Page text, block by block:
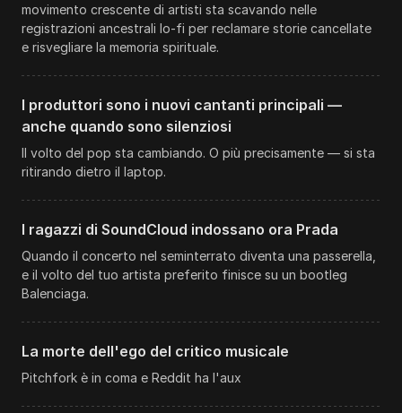
movimento crescente di artisti sta scavando nelle
registrazioni ancestrali lo-fi per reclamare storie cancellate
e risvegliare la memoria spirituale.
I produttori sono i nuovi cantanti principali —
anche quando sono silenziosi
Il volto del pop sta cambiando. O più precisamente — si sta
ritirando dietro il laptop.
I ragazzi di SoundCloud indossano ora Prada
Quando il concerto nel seminterrato diventa una passerella,
e il volto del tuo artista preferito finisce su un bootleg
Balenciaga.
La morte dell'ego del critico musicale
Pitchfork è in coma e Reddit ha l'aux